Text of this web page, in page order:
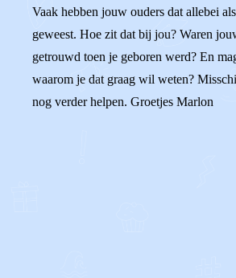
Vaak hebben jouw ouders dat allebei
geweest. Hoe zit dat bij jou? Waren
getrouwd toen je geboren werd? En
waarom je dat graag wil weten?
nog verder helpen. Groetjes Marlon